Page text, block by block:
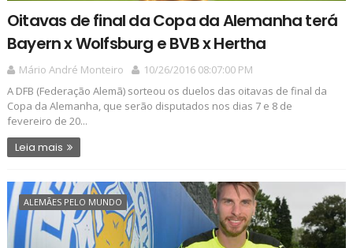
Oitavas de final da Copa da Alemanha terá
Bayern x Wolfsburg e BVB x Hertha
Mário André Monteiro
10/26/2016 08:07:00 PM
A DFB (Federação Alemã) sorteou os duelos das oitavas de final da
Copa da Alemanha, que serão disputados nos dias 7 e 8 de
fevereiro de 20...
Leia mais
ALEMÃES PELO MUNDO